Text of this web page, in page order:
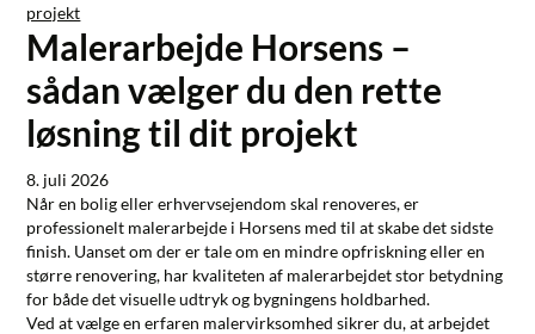
projekt
8. juli 2026
Malerarbejde Horsens –
sådan vælger du den rette
løsning til dit projekt
Når en bolig eller erhvervsejendom skal renoveres, er
professionelt malerarbejde i Horsens med til at skabe det sidste
finish. Uanset om der er tale om en mindre opfriskning eller en
større renovering, har kvaliteten af malerarbejdet stor betydning
for både det visuelle udtryk og bygningens holdbarhed.
Ved at vælge en erfaren malervirksomhed sikrer du, at arbejdet